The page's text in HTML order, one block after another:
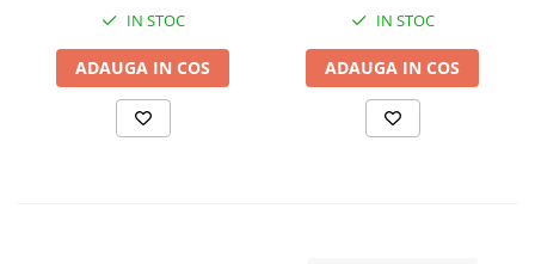
Automatizare trifazata
ATS12-3P
IN STOC
ADAUGA IN COS
IN STOC
ADAUGA IN COS